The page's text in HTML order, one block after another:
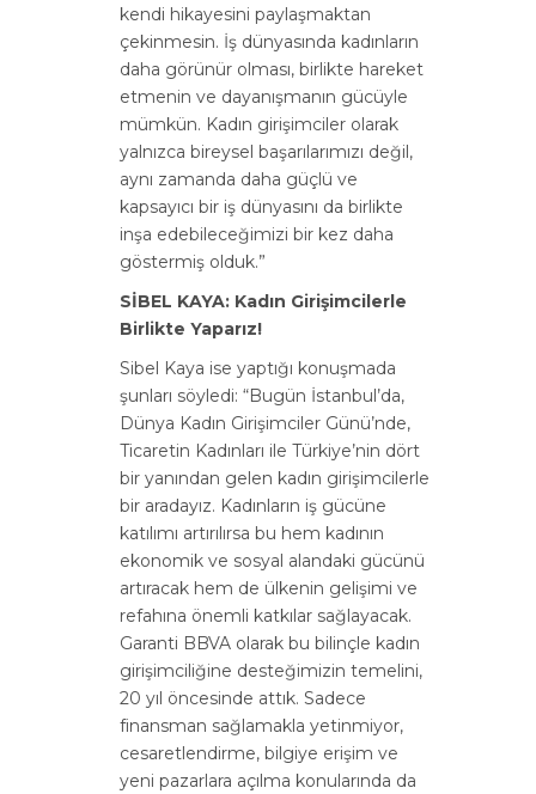
kendi hikayesini paylaşmaktan
çekinmesin. İş dünyasında kadınların
daha görünür olması, birlikte hareket
etmenin ve dayanışmanın gücüyle
mümkün. Kadın girişimciler olarak
yalnızca bireysel başarılarımızı değil,
aynı zamanda daha güçlü ve
kapsayıcı bir iş dünyasını da birlikte
inşa edebileceğimizi bir kez daha
göstermiş olduk.”
SİBEL KAYA: Kadın Girişimcilerle
Birlikte Yaparız!
Sibel Kaya ise yaptığı konuşmada
şunları söyledi: “Bugün İstanbul’da,
Dünya Kadın Girişimciler Günü’nde,
Ticaretin Kadınları ile Türkiye’nin dört
bir yanından gelen kadın girişimcilerle
bir aradayız. Kadınların iş gücüne
katılımı artırılırsa bu hem kadının
ekonomik ve sosyal alandaki gücünü
artıracak hem de ülkenin gelişimi ve
refahına önemli katkılar sağlayacak.
Garanti BBVA olarak bu bilinçle kadın
girişimciliğine desteğimizin temelini,
20 yıl öncesinde attık. Sadece
finansman sağlamakla yetinmiyor,
cesaretlendirme, bilgiye erişim ve
yeni pazarlara açılma konularında da